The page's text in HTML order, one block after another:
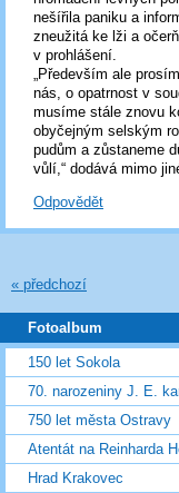
nešířila paniku a
zneužitá ke lži a
v prohlášení.
„Především ale
nás, o opatrnost v
musíme stále znovu
obyčejným selským
pudům a zůstaneme
vůlí,“ dodává mimo
Odpovědět
« předchozí
Fotoalbum
150 let Sokola
70. narozeniny J. E.
750 let města Ostravy
Atentát na Reinharda
Hrad Krakovec